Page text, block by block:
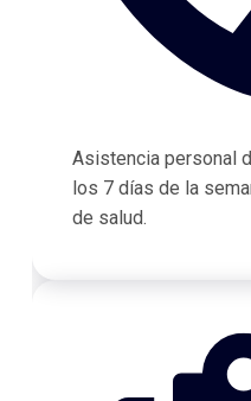
Asistencia personal
los 7 días de la
de salud.